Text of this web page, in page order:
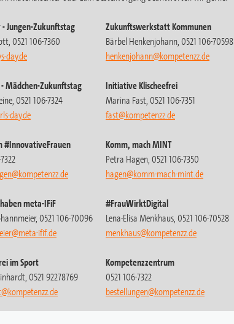
- Jungen-Zukunftstag
0521 106-7360
day.de
Zukunftswerkstatt Kommunen
Bärbel Henkenjohann, 0521 106-70598
henkenjohann@kompetenzz.de
- Mädchen-Zukunftstag
0521 106-7324
day.de
Initiative Klischeefrei
Marina Fast, 0521 106-7351
fast@kompetenzz.de
#InnovativeFrauen
Komm, mach MINT
Petra Hagen, 0521 106-7350
hagen@komm-mach-mint.de
meta-IFiF
0521 106-70096
ifif.de
#FrauWirktDigital
Lena-Elisa Menkhaus, 0521 106-70528
menkhaus@kompetenzz.de
im Sport
0521 92278769
@kompetenzz.de
Kompetenzzentrum
0521 106-7322
bestellungen@kompetenzz.de